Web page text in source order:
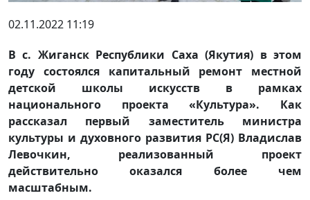
02.11.2022 11:19
В с. Жиганск Республики Саха (Якутия) в этом
году состоялся капитальный ремонт местной
детской школы искусств в рамках
национального проекта «Культура». Как
рассказал первый заместитель министра
культуры и духовного развития РС(Я) Владислав
Левочкин, реализованный проект
действительно оказался более чем
масштабным.